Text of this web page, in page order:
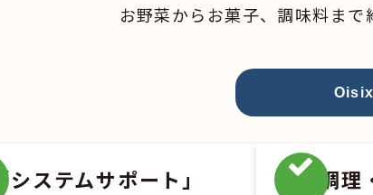
お野菜からお菓子、調味料ま
Oisix
「システムサポート」 「調理